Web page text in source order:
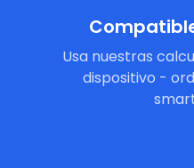
Usa nuestras
dispositivo -